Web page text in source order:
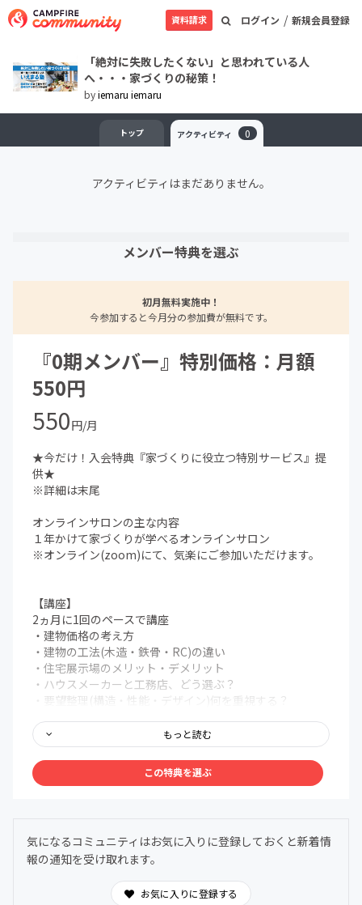
ログイン / 新規会員登録
資料請求
「絶対に失敗したくない」と思われている人
へ・・・家づくりの秘策！
byiemaru iemaru
トップ アクティビティ 0
アクティビティはまだありません。
メンバー特典を選ぶ
初月無料実施中！
今参加すると今月分の参加費が無料です。
『0期メンバー』特別価格：月額
550円
550円/月
★今だけ！入会特典『家づくりに役立つ特別サービス』提
供★
※詳細は末尾
オンラインサロンの主な内容
１年かけて家づくりが学べるオンラインサロン
※オンライン(zoom)にて、気楽にご参加いただけます。
【講座】
2ヵ月に1回のペースで講座
・建物価格の考え方
・建物の工法(木造・鉄骨・RC)の違い
・住宅展示場のメリット・デメリット
・ハウスメーカーと工務店、どう選ぶ？
・要望整理(構造・性能・デザイン)何を重視する？
【セミナー】
半年に１回のペースで担当者に依頼
・建築会社に行って初回にすることは？
月に２回(２週に１回)
同じ悩みの仲間との交流は、心強いです。
※オンライン開催：平日と土日、昼間と夜の時間帯で多く
の方が都合がつくように
もっと読む
この特典を選ぶ
気になるコミュニティはお気に入りに登録しておくと新着情
報の通知を受け取れます。
お気に入りに登録する